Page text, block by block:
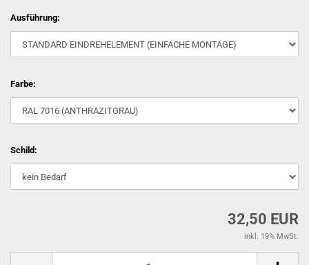
Ausführung:
Farbe:
Schild:
32,50 EUR
inkl. 19% MwSt.